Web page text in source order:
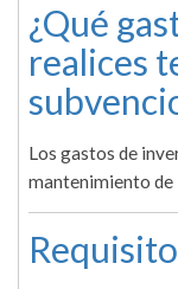
¿Qué
realices
Los gastos de
mantenimiento de